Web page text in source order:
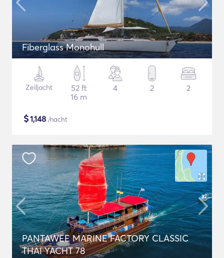
Fiberglass Monohull
Zeiljacht
52 ft
16 m
4 2 2
$1,148 /nacht
PANTAWEE MARINE FACTORY CLASSIC
THAI YACHT 78